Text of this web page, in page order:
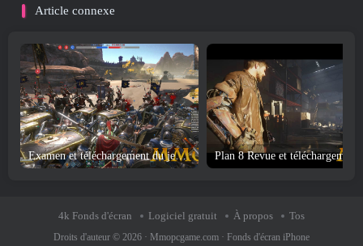
Article connexe
Examen et téléchargement du jeu Blood of Steel
4k Fonds d'écran Logiciel gratuit À propos Tos
Droits d'auteur © 2026 · Mmopcgame.com · Fonds d'écran iPhone